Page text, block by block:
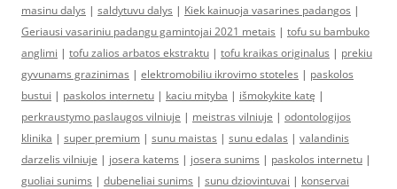
masinu dalys | saldytuvu dalys | Kiek kainuoja vasarines padangos |
Geriausi vasariniu padangu gamintojai 2021 metais | tofu su bambuko
anglimi | tofu zalios arbatos ekstraktu | tofu kraikas originalus | prekiu
gyvunams grazinimas | elektromobiliu ikrovimo stoteles | paskolos
bustui | paskolos internetu | kaciu mityba | išmokykite katę |
perkraustymo paslaugos vilniuje | meistras vilniuje | odontologijos
klinika | super premium | sunu maistas | sunu edalas | valandinis
darzelis vilniuje | josera katems | josera sunims | paskolos internetu |
guoliai sunims | dubeneliai sunims | sunu dziovintuvai | konservai